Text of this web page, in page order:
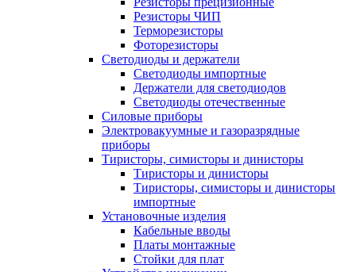
Резисторы ЧИП
Терморезисторы
Фоторезисторы
Светодиоды и держатели
Светодиоды импортные
Держатели для светодиодов
Светодиоды отечественные
Силовые приборы
Электровакуумные и газоразрядные
приборы
Тиристоры, симисторы и динисторы
Тиристоры и динисторы
Тиристоры, симисторы и динисторы
импортные
Установочные изделия
Кабельные вводы
Платы монтажные
Стойки для плат